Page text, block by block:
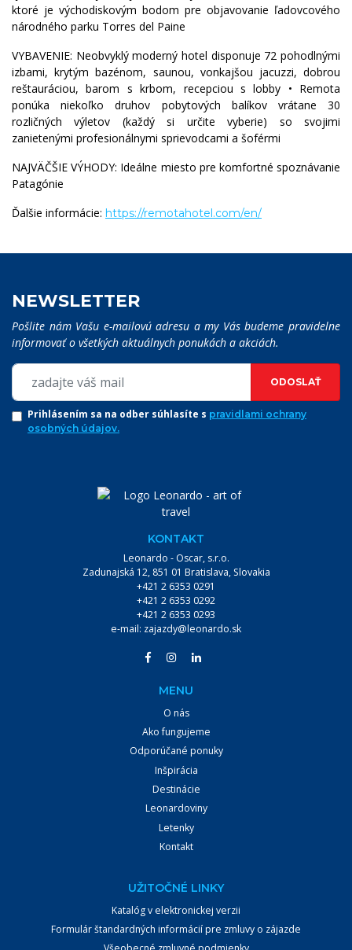
ktoré je východiskovým bodom pre objavovanie ľadovcového
národného parku Torres del Paine
VYBAVENIE: Neobvyklý moderný hotel disponuje 72 pohodlnými
izbami, krytým bazénom, saunou, vonkajšou jacuzzi, dobrou
reštauráciou, barom s krbom, recepciou s lobby • Remota
ponúka niekoľko druhov pobytových balíkov vrátane 30
rozličných výletov (každý si určite vyberie) so svojimi
zanietenými profesionálnymi sprievodcami a šoférmi
NAJVÄČŠIE VÝHODY: Ideálne miesto pre komfortné spoznávanie
Patagónie
Ďalšie informácie: https://remotahotel.com/en/
NEWSLETTER
Pošlite nám Vašu e-mailovú adresu a my Vás budeme pravidelne
informovať o všetkých aktuálnych ponukách a akciách.
ODOSLAŤ
Prihlásením sa na odber súhlasíte s pravidlami ochrany
osobných údajov.
KONTAKT
Leonardo - Oscar, s.r.o.
Zadunajská 12, 851 01 Bratislava, Slovakia
+421 2 6353 0291
+421 2 6353 0292
+421 2 6353 0293
e-mail: zajazdy@leonardo.sk
MENU
O nás
Ako fungujeme
Odporúčané ponuky
Inšpirácia
Destinácie
Leonardoviny
Letenky
Kontakt
UŽITOČNÉ LINKY
Katalóg v elektronickej verzii
Formulár štandardných informácií pre zmluvy o zájazde